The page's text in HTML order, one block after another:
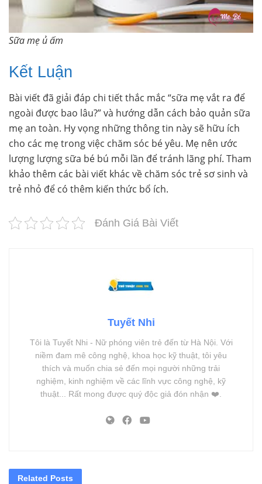
Sữa mẹ ủ ấm
Kết Luận
Bài viết đã giải đáp chi tiết thắc mắc “sữa mẹ vắt ra để
ngoài được bao lâu?” và hướng dẫn cách bảo quản sữa
mẹ an toàn. Hy vọng những thông tin này sẽ hữu ích
cho các mẹ trong việc chăm sóc bé yêu. Mẹ nên ước
lượng lượng sữa bé bú mỗi lần để tránh lãng phí. Tham
khảo thêm các bài viết khác về chăm sóc trẻ sơ sinh và
trẻ nhỏ để có thêm kiến thức bổ ích.
Đánh Giá Bài Viết
Tuyết Nhi
Tôi là Tuyết Nhi - Nữ phóng viên trẻ đến từ Hà Nội. Với
niềm đam mê công nghệ, khoa học kỹ thuật, tôi yêu
thích và muốn chia sẻ đến mọi người những trải
nghiệm, kinh nghiệm về các lĩnh vực công nghệ, kỹ
thuật... Rất mong được quý độc giả đón nhận ❤️.
Related Posts